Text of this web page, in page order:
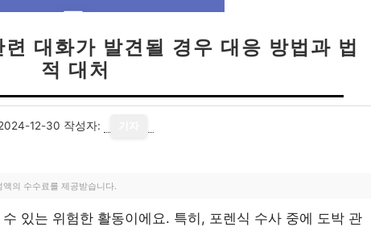
대화가 발견될 경우 대응 방법과 법
적 대처
12-30 작성자:
의 수수료를 제공받습니다.
있는 위험한 활동이에요. 특히, 포렌식 수사 중에 도박 관